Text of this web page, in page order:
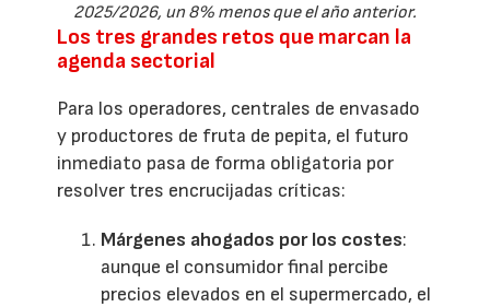
2025/2026, un 8% menos que el año anterior.
Los tres grandes retos que marcan la
agenda sectorial
Para los operadores, centrales de envasado
y productores de fruta de pepita, el futuro
inmediato pasa de forma obligatoria por
resolver tres encrucijadas críticas:
Márgenes ahogados por los costes:
aunque el consumidor final percibe
precios elevados en el supermercado, el